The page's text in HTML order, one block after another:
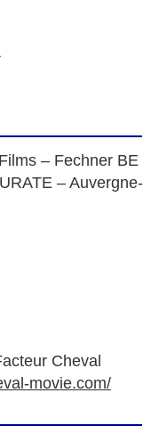
– Fechner BE
– Auvergne-
Cheval
movie.com/